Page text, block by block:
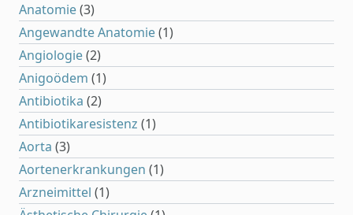
Anatomie(3)
Angewandte Anatomie(1)
Angiologie(2)
Anigoödem (1)
Antibiotika (2)
Antibiotikaresistenz (1)
Aorta (3)
Aortenerkrankungen (1)
Arzneimittel (1)